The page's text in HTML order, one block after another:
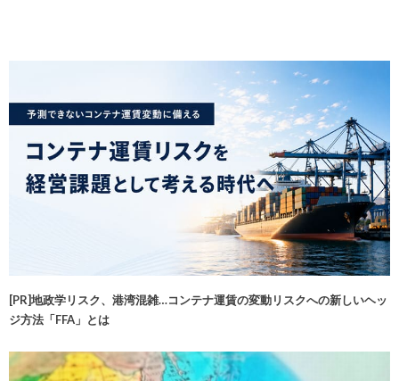
[PR]地政学リスク、港湾混雑…コンテナ運賃の変動リスクへの新しいヘッ
ジ方法「FFA」とは